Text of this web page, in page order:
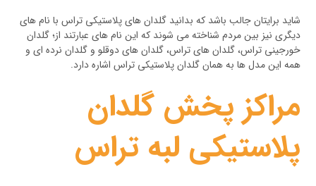
شاید برایتان جالب باشد که بدانید گلدان های پلاستیکی تراس با نام های
دیگری نیز بین مردم شناخته می ‌شوند که این نام های عبارتند از؛ گلدان
خورجینی تراس، گلدان های تراس، گلدان های دوقلو و گلدان نرده ای و
همه این مدل ها به همان گلدان پلاستیکی تراس اشاره دارد‌.
مراکز پخش گلدان
پلاستیکی لبه تراس